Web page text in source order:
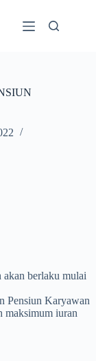
akan berlaku mulai
Pensiun Karyawan
maksimum iuran